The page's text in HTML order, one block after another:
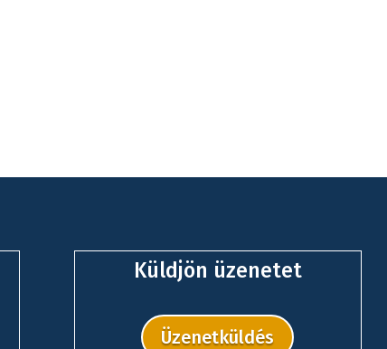
Küldjön üzenetet
Üzenetküldés